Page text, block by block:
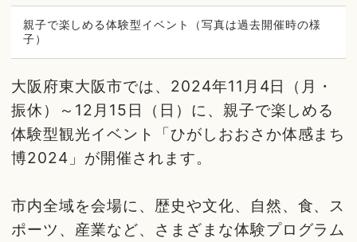
親子で楽しめる体験型イベント（写真は過去開催時の様
子）
大阪府東大阪市では、2024年11月4日（月・
振休）～12月15日（日）に、親子で楽しめる
体験型観光イベント「ひがしおおさか体感まち
博2024」が開催されます。
市内全域を会場に、歴史や文化、自然、食、ス
ポーツ、産業など、さまざまな体験プログラム